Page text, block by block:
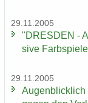
29.11.2005
"DRES­DEN -
si­ve
29.11.2005
Au­gen­blick­lich